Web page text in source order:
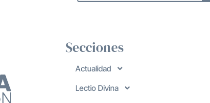
Secciones
Actualidad
Lectio Divina